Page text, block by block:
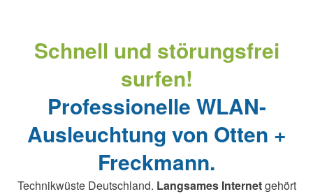
Schnell und störungsfrei
surfen!
Professionelle WLAN-
Ausleuchtung von Otten +
Freckmann.
Technikwüste Deutschland. Langsames Internetgehört